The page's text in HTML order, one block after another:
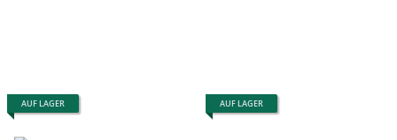
AUF LAGER AUF LAGER